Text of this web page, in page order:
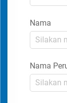
Nama
Nama